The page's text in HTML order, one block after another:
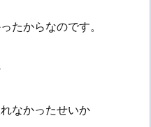
たからなのです。
なかったせいか